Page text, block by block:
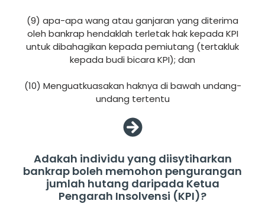
(9) apa-apa wang atau ganjaran yang diterima
oleh bankrap hendaklah terletak hak kepada KPI
untuk dibahagikan kepada pemiutang (tertakluk
kepada budi bicara KPI); dan
(10) Menguatkuasakan haknya di bawah undang-
undang tertentu
Adakah individu yang diisytiharkan
bankrap boleh memohon pengurangan
jumlah hutang daripada Ketua
Pengarah Insolvensi (KPI)?